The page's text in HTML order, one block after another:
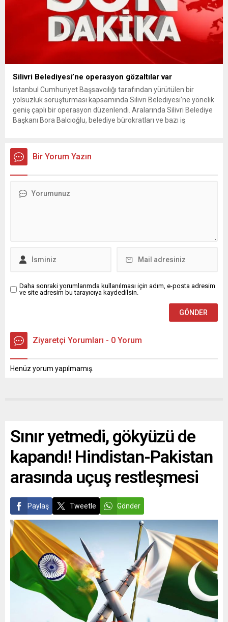
Silivri Belediyesi’ne operasyon gözaltılar var
İstanbul Cumhuriyet Başsavcılığı tarafından yürütülen bir
yolsuzluk soruşturması kapsamında Silivri Belediyesi’ne yönelik
geniş çaplı bir operasyon düzenlendi. Aralarında Silivri Belediye
Başkanı Bora Balcıoğlu, belediye bürokratları ve bazı iş
inceleme ve arama çalışmaları devam ediyor. İstanbul’da...
Bir Yorum Yazın
Daha sonraki yorumlarımda kullanılması için adım, e-posta adresim
ve site adresim bu tarayıcıya kaydedilsin.
Ziyaretçi Yorumları - 0 Yorum
Henüz yorum yapılmamış.
Sınır yetmedi, gökyüzü de
kapandı! Hindistan-Pakistan
arasında uçuş restleşmesi
Paylaş Tweetle Gönder